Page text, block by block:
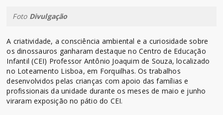
Foto Divulgação
A criatividade, a consciência ambiental e a curiosidade sobre
os dinossauros ganharam destaque no Centro de Educação
Infantil (CEI) Professor Antônio Joaquim de Souza, localizado
no Loteamento Lisboa, em Forquilhas. Os trabalhos
desenvolvidos pelas crianças com apoio das famílias e
profissionais da unidade durante os meses de maio e junho
viraram exposição no pátio do CEI.